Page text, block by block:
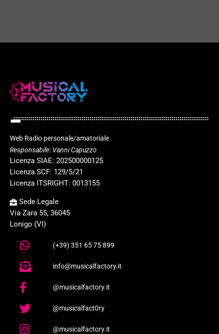
Web Radio personale/amatoriale
Responsabile: Vanni Capuzzo
Licenza SIAE: 202500000125
Licenza SCF: 129/5/21
Licenza ITSRIGHT: 0013155
Sede Legale
Via Zara 55, 36045
Lonigo (VI)
(+39) 351 65 75 899
info@musicalfactory.it
@musicalfactory.it
@musicalfact0ry
@musicalfactory.it